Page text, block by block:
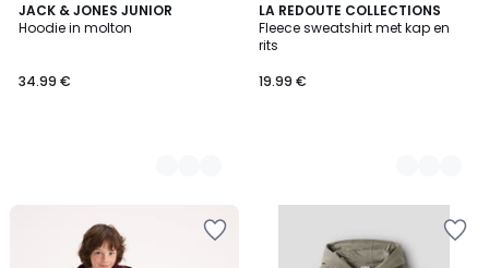
JACK & JONES JUNIOR
Hoodie in molton
34.99 €
2
Kleuren
LA REDOUTE COLLECTIONS
Fleece sweatshirt met kap en
rits
19.99 €
4
Kleuren